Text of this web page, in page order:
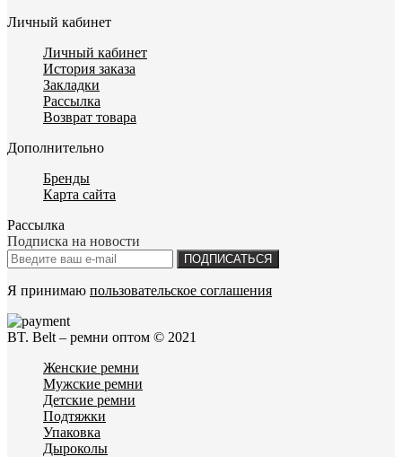
Личный кабинет
Личный кабинет
История заказа
Закладки
Рассылка
Возврат товара
Дополнительно
Бренды
Карта сайта
Рассылка
Подписка на новости
ПОДПИСАТЬСЯ
Я принимаю пользовательское соглашения
BT. Belt – ремни оптом © 2021
Женские ремни
Мужские ремни
Детские ремни
Подтяжки
Упаковка
Дыроколы